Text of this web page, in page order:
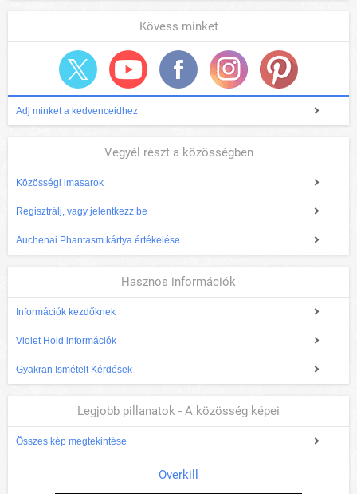
Kövess minket
Adj minket a kedvenceidhez
Vegyél részt a közösségben
Közösségi imasarok
Regisztrálj, vagy jelentkezz be
Auchenai Phantasm kártya értékelése
Hasznos információk
Információk kezdőknek
Violet Hold információk
Gyakran Ismételt Kérdések
Legjobb pillanatok - A közösség képei
Összes kép megtekintése
Overkill